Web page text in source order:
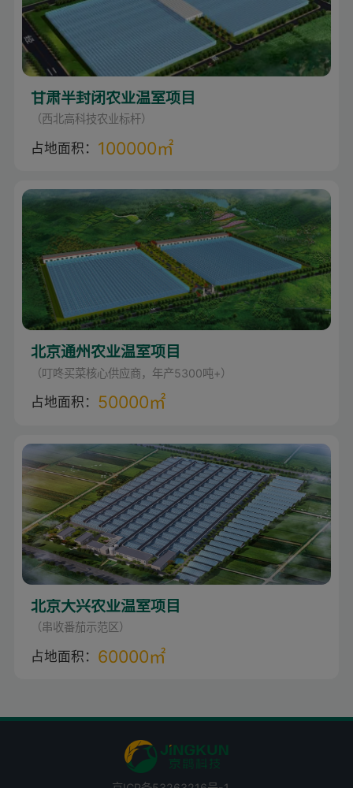
甘肃半封闭农业温室项目
（西北高科技农业标杆）
占地面积： 100000㎡
北京通州农业温室项目
（叮咚买菜核心供应商，年产5300吨+）
占地面积： 50000㎡
北京大兴农业温室项目
（串收番茄示范区）
占地面积： 60000㎡